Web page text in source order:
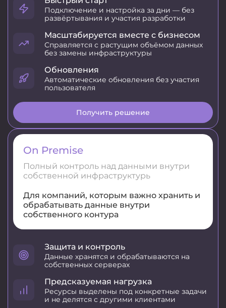
Подключение и настройка за дни — без
развёртывания и участия разработки
Масштабируется вместе с бизнесом
Справляется с растущим объёмом данных
без замены инфраструктуры
Обновления
Автоматические обновления без участия
пользователя
Получить решение
On Premise
Полный контроль над данными внутри
собственной инфраструктурь
Для компаний, которым важно хранить и
обрабатывать данные внутри
собственного контура
Защита и контроль
Данные хранятся и обрабатываются на
собственных серверах
Предсказуемая нагрузка
Ресурсы выделены под конкретные задачи
и не делятся с другими клиентами